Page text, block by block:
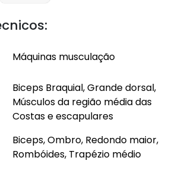
Máquinas musculação
Biceps Braquial, Grande dorsal,
Músculos da região média das
Costas e escapulares
Biceps, Ombro, Redondo maior,
Rombóides, Trapézio médio